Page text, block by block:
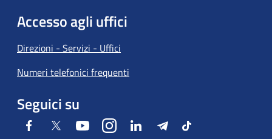
Accesso agli uffici
Direzioni - Servizi - Uffici
Numeri telefonici frequenti
Seguici su
Facebook Twitter YoutubeInstagramLinkedIn TelegramTiktok